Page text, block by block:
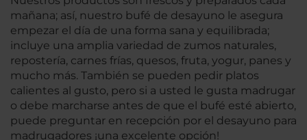
mañana; así, nuestro bufé de desayuno le asegura
empezar el día de una forma sana y equilibrada;
incluye una amplia variedad de zumos naturales,
repostería, carnes frías, quesos, fruta, yogur, panes y
mucho más. También se pueden pedir platos
calientes al gusto, pero si a usted le gusta madrugar
o debe marcharse antes de que el bufé esté abierto,
puede preguntar en recepción por el desayuno para
madrugadores ¡una excelente opción!